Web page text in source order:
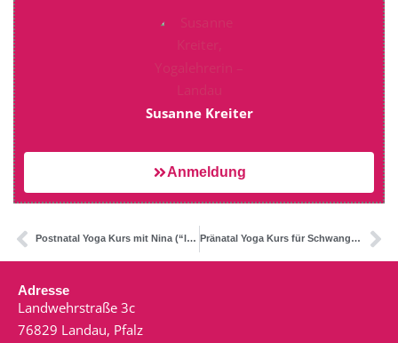
Susanne Kreiter
Anmeldung
Postnatal Yoga Kurs mit Nina (“live+online”) ab 7. März Pränatal Yoga Kurs für Schwangere (“live+online”)
Adresse
Landwehrstraße 3c
76829 Landau, Pfalz